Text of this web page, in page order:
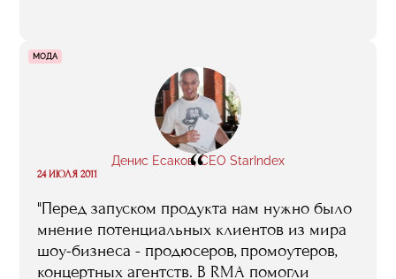
чувствую в себе силы как для развития
СпортФорта, так и для участия в
последующих интернет-проектах"
МОДА
Денис Есаков, CEO StarIndex
“
24 ИЮЛЯ 2011
"Перед запуском продукта нам нужно было
мнение потенциальных клиентов из мира
шоу-бизнеса - продюсеров, промоутеров,
концертных агентств. В RMA помогли